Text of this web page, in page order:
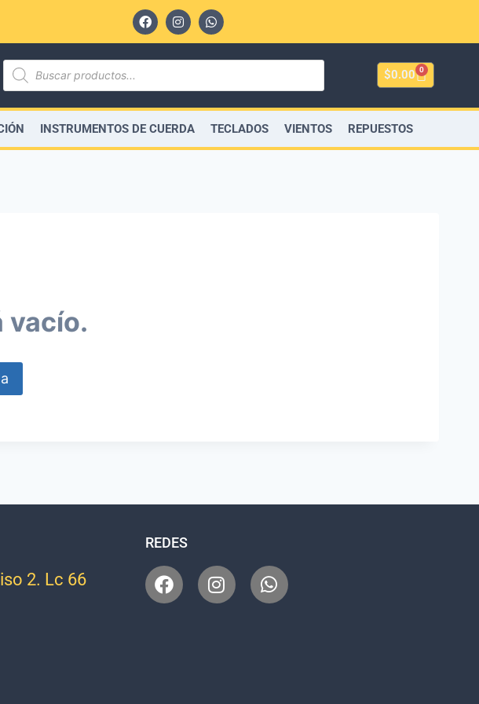
$0.00 0
INSTRUMENTOS DE CUERDA TECLADOS VIENTOS REPUESTOS
vacío.
2. Lc 66
REDES